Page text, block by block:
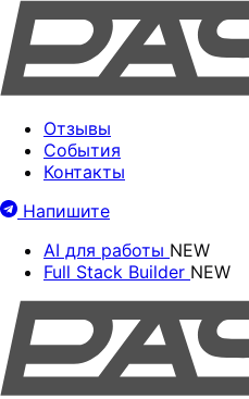
Отзывы
События
Контакты
Напишите
AI для работы NEW
Full Stack Builder NEW